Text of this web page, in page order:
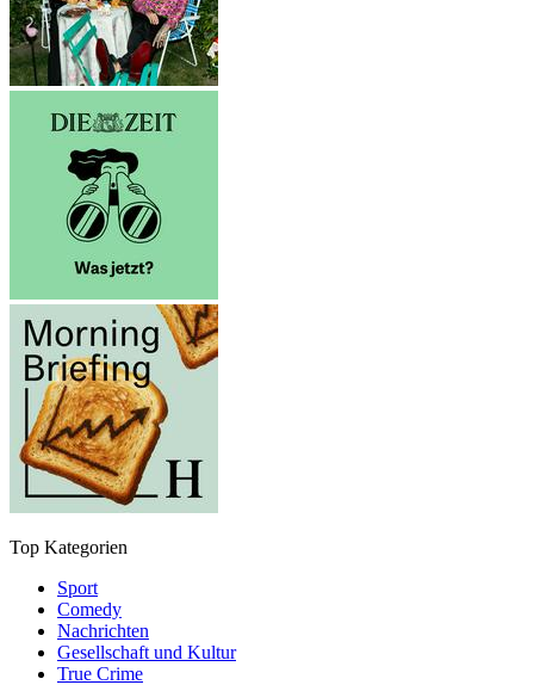
Top Kategorien
Sport
Comedy
Nachrichten
Gesellschaft und Kultur
True Crime